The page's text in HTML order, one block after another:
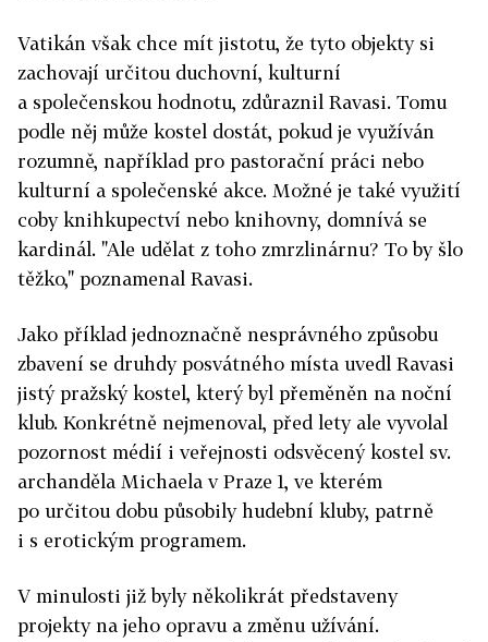
Vatikán však chce mít jistotu, že tyto objekty si
zachovají určitou duchovní, kulturní
a společenskou hodnotu, zdůraznil Ravasi. Tomu
podle něj může kostel dostát, pokud je využíván
rozumně, například pro pastorační práci nebo
kulturní a společenské akce. Možné je také využití
coby knihkupectví nebo knihovny, domnívá se
kardinál. "Ale udělat z toho zmrzlinárnu? To by šlo
těžko," poznamenal Ravasi.
Jako příklad jednoznačně nesprávného způsobu
zbavení se druhdy posvátného místa uvedl Ravasi
jistý pražský kostel, který byl přeměněn na noční
klub. Konkrétně nejmenoval, před lety ale vyvolal
pozornost médií i veřejnosti odsvěcený kostel sv.
archanděla Michaela v Praze 1, ve kterém
po určitou dobu působily hudební kluby, patrně
i s erotickým programem.
V minulosti již byly několikrát představeny
projekty na jeho opravu a změnu užívání.